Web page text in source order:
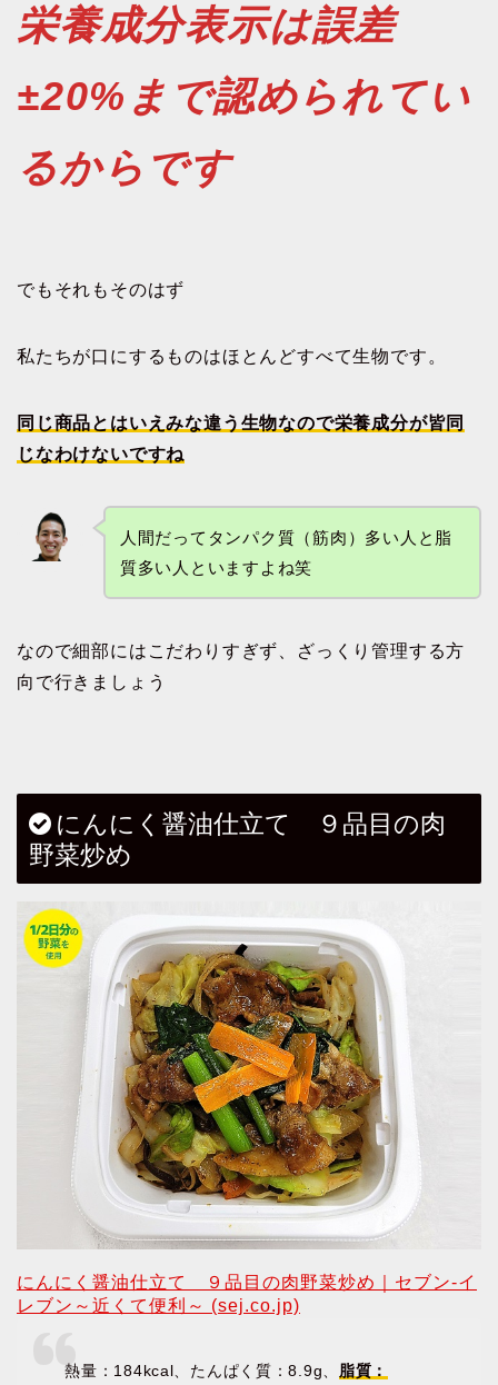
栄養成分表示は誤差
±20%まで認められてい
るからです
でもそれもそのはず
私たちが口にするものはほとんどすべて生物です。
同じ商品とはいえみな違う生物なので栄養成分が皆同
じなわけないですね
人間だってタンパク質（筋肉）多い人と脂
質多い人といますよね笑
なので細部にはこだわりすぎず、ざっくり管理する方
向で行きましょう
にんにく醤油仕立て ９品目の肉
野菜炒め
にんにく醤油仕立て ９品目の肉野菜炒め｜セブン‐イ
レブン～近くて便利～ (sej.co.jp)
熱量：184kcal、たんぱく質：8.9g、 脂質：